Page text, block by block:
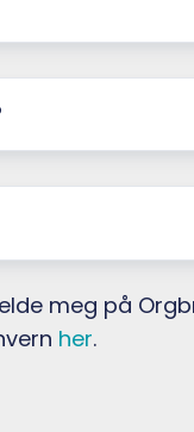
meg på
her.